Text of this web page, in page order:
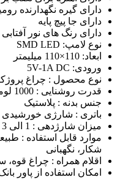
دارای گیره نگهدارنده
دارای جا پیچ پایه
دارای رنگ های نور
نوع لامپ: SMD LED
ابعاد: 110×110 میلیمتر
ورودی: 5V-1A DC
نوع محصول : چراغ
قدرت روشنایی : 1000 لومن
جنس بدنه : پلاستیک
باتری : شارژی خورشیدی
میزان شارژدهی : 1 الی 3 ساعت
موارد قابل استفاده :
شکار، نگهبانی
اقلام همراه : چراغ قوه،
امکان استفاده از پاور